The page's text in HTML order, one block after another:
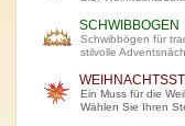
SCHWIBBOGEN
Schwibbögen für
stilvolle
Ein Muss für die
Wählen Sie Ihren